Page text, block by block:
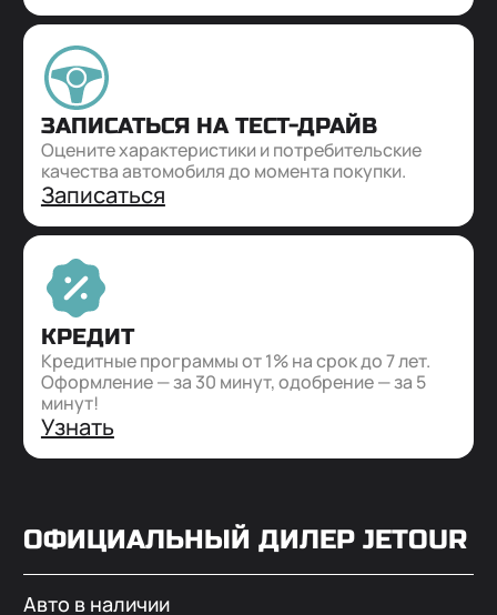
ЗАПИСАТЬСЯ НА ТЕСТ-ДРАЙВ
Оцените характеристики и потребительские
качества автомобиля до момента покупки.
Записаться
КРЕДИТ
Кредитные программы от 1% на срок до 7 лет.
Оформление — за 30 минут, одобрение — за 5
минут!
Узнать
ОФИЦИАЛЬНЫЙ ДИЛЕР JETOUR
Авто в наличии